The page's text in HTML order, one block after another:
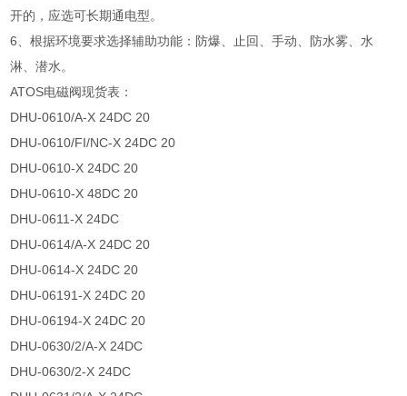
开的，应选可长期通电型。
6、根据环境要求选择辅助功能：防爆、止回、手动、防水雾、水
淋、潜水。
ATOS电磁阀现货表：
DHU-0610/A-X 24DC 20
DHU-0610/FI/NC-X 24DC 20
DHU-0610-X 24DC 20
DHU-0610-X 48DC 20
DHU-0611-X 24DC
DHU-0614/A-X 24DC 20
DHU-0614-X 24DC 20
DHU-06191-X 24DC 20
DHU-06194-X 24DC 20
DHU-0630/2/A-X 24DC
DHU-0630/2-X 24DC